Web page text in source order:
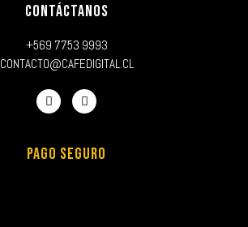
CONTÁCTANOS
+569 7753 9993
CONTACTO@CAFEDIGITAL.CL
PAGO SEGURO